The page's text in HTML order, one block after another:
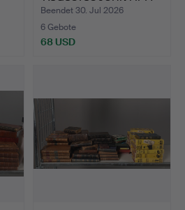
TW…
Beendet 30. Jul 2026
6 Gebote
68 USD